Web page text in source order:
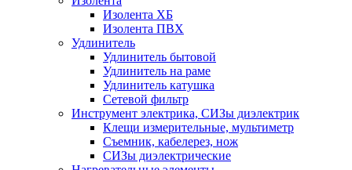
Изолента ХБ
Изолента ПВХ
Удлинитель
Удлинитель бытовой
Удлинитель на раме
Удлинитель катушка
Сетевой фильтр
Инструмент электрика, СИЗы диэлектрик
Клещи измерительные, мультиметр
Съемник, кабелерез, нож
СИЗы диэлектрические